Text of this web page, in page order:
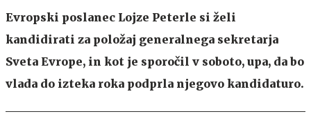
Evropski poslanec Lojze Peterle si želi
kandidirati za položaj generalnega sekretarja
Sveta Evrope, in kot je sporočil v soboto, upa, da bo
vlada do izteka roka podprla njegovo kandidaturo.